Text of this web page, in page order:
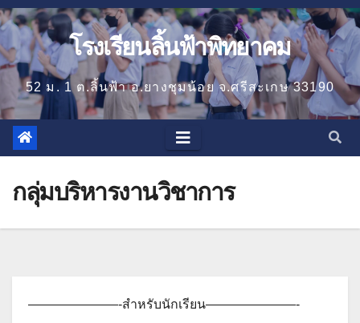
โรงเรียนลิ้นฟ้าพิทยาคม
52 ม. 1 ต.ลิ้นฟ้า อ.ยางชุมน้อย จ.ศรีสะเกษ 33190
กลุ่มบริหารงานวิชาการ
———————-สำหรับนักเรียน———————-